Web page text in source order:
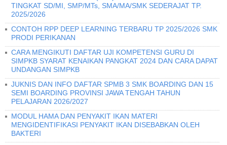
TINGKAT SD/MI, SMP/MTs, SMA/MA/SMK SEDERAJAT TP.
2025/2026
CONTOH RPP DEEP LEARNING TERBARU TP 2025/2026 SMK
PRODI PERIKANAN
CARA MENGIKUTI DAFTAR UJI KOMPETENSI GURU DI
SIMPKB SYARAT KENAIKAN PANGKAT 2024 DAN CARA DAPAT
UNDANGAN SIMPKB
JUKNIS DAN INFO DAFTAR SPMB 3 SMK BOARDING DAN 15
SEMI BOARDING PROVINSI JAWA TENGAH TAHUN
PELAJARAN 2026/2027
MODUL HAMA DAN PENYAKIT IKAN MATERI
MENGIDENTIFIKASI PENYAKIT IKAN DISEBABKAN OLEH
BAKTERI